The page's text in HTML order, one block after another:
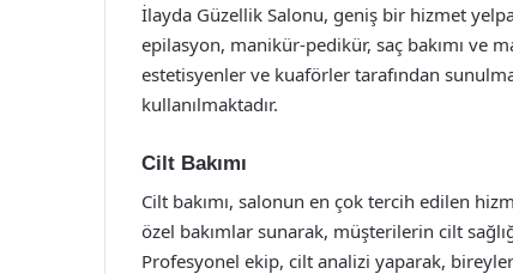
İlayda Güzellik Salonu, geniş bir hizmet
epilasyon, manikür-pedikür, saç bakımı ve
estetisyenler ve kuaförler tarafından
kullanılmaktadır.
Cilt Bakımı
Cilt bakımı, salonun en çok tercih edilen
özel bakımlar sunarak, müşterilerin cilt
Profesyonel ekip, cilt analizi yaparak,